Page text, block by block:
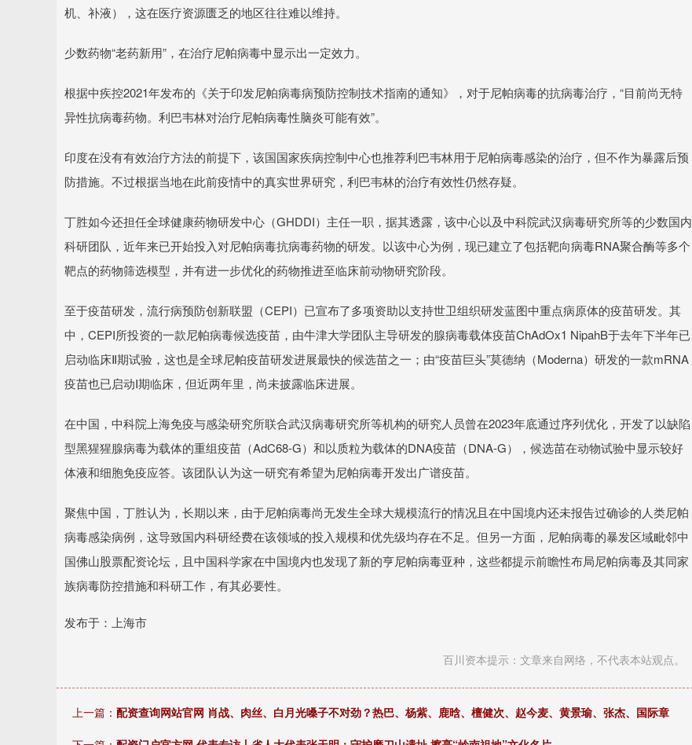
机、补液），这在医疗资源匮乏的地区往往难以维持。
少数药物“老药新用”，在治疗尼帕病毒中显示出一定效力。
根据中疾控2021年发布的《关于印发尼帕病毒病预防控制技术指南的通知》，对于尼帕病毒的抗病毒治疗，“目前尚无特
异性抗病毒药物。利巴韦林对治疗尼帕病毒性脑炎可能有效”。
印度在没有有效治疗方法的前提下，该国国家疾病控制中心也推荐利巴韦林用于尼帕病毒感染的治疗，但不作为暴露后预
防措施。不过根据当地在此前疫情中的真实世界研究，利巴韦林的治疗有效性仍然存疑。
丁胜如今还担任全球健康药物研发中心（GHDDI）主任一职，据其透露，该中心以及中科院武汉病毒研究所等的少数国内
科研团队，近年来已开始投入对尼帕病毒抗病毒药物的研发。以该中心为例，现已建立了包括靶向病毒RNA聚合酶等多个
靶点的药物筛选模型，并有进一步优化的药物推进至临床前动物研究阶段。
至于疫苗研发，流行病预防创新联盟（CEPI）已宣布了多项资助以支持世卫组织研发蓝图中重点病原体的疫苗研发。其
中，CEPI所投资的一款尼帕病毒候选疫苗，由牛津大学团队主导研发的腺病毒载体疫苗ChAdOx1 NipahB于去年下半年已
启动临床Ⅱ期试验，这也是全球尼帕疫苗研发进展最快的候选苗之一；由“疫苗巨头”莫德纳（Moderna）研发的一款mRNA
疫苗也已启动Ⅰ期临床，但近两年里，尚未披露临床进展。
在中国，中科院上海免疫与感染研究所联合武汉病毒研究所等机构的研究人员曾在2023年底通过序列优化，开发了以缺陷
型黑猩猩腺病毒为载体的重组疫苗（AdC68-G）和以质粒为载体的DNA疫苗（DNA-G），候选苗在动物试验中显示较好
体液和细胞免疫应答。该团队认为这一研究有希望为尼帕病毒开发出广谱疫苗。
聚焦中国，丁胜认为，长期以来，由于尼帕病毒尚无发生全球大规模流行的情况且在中国境内还未报告过确诊的人类尼帕
病毒感染病例，这导致国内科研经费在该领域的投入规模和优先级均存在不足。但另一方面，尼帕病毒的暴发区域毗邻中
国佛山股票配资论坛，且中国科学家在中国境内也发现了新的亨尼帕病毒亚种，这些都提示前瞻性布局尼帕病毒及其同家
族病毒防控措施和科研工作，有其必要性。
发布于：上海市
百川资本提示：文章来自网络，不代表本站观点。
上一篇： 配资查询网站官网 肖战、肉丝、白月光嗓子不对劲？热巴、杨紫、鹿晗、檀健次、赵今麦、黄景瑜、张杰、国际章